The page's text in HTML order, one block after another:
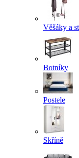
Věšáky a
Botníky
Postele
Skříně